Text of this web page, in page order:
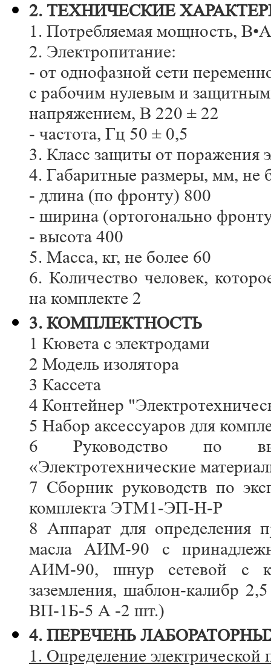
2. ТЕХНИЧЕСКИЕ
1. Потребляемая мощность,
2. Электропитание:
- от однофазной сети
с рабочим нулевым и
напряжением, В 220 ± 22
- частота, Гц 50 ± 0,5
3. Класс защиты от поражения
4. Габаритные размеры, мм, не
- длина (по фронту) 800
- ширина (ортогонально
- высота 400
5. Масса, кг, не более 60
6. Количество человек,
на комплекте 2
3. КОМПЛЕКТНОСТЬ
1 Кювета с электродами
2 Модель изолятора
3 Кассета
4 Контейнер
5 Набор аксессуаров для
6 Руководство по
«Электротехнические
7 Сборник руководств по
комплекта ЭТМ1-ЭП-Н-Р
8 Аппарат для определения
масла АИМ-90 с
АИМ-90, шнур сетевой с
заземления, шаблон-калибр
ВП-1Б-5 А -2 шт.)
4. ПЕРЕЧЕНЬ
1. Определение